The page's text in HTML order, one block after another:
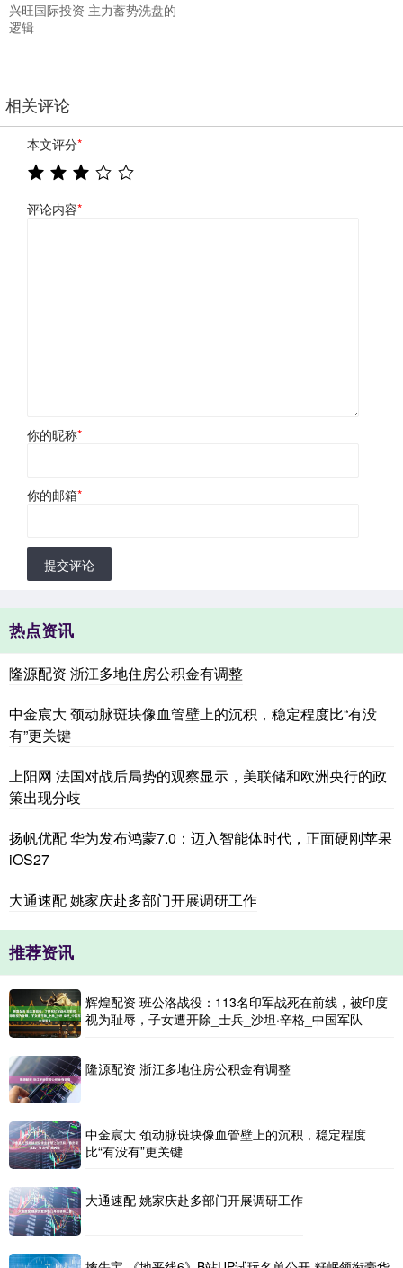
兴旺国际投资 主力蓄势洗盘的
逻辑
相关评论
本文评分*
评论内容*
你的昵称*
你的邮箱*
提交评论
热点资讯
隆源配资 浙江多地住房公积金有调整
中金宸大 颈动脉斑块像血管壁上的沉积，稳定程度比“有没
有”更关键
上阳网 法国对战后局势的观察显示，美联储和欧洲央行的政
策出现分歧
扬帆优配 华为发布鸿蒙7.0：迈入智能体时代，正面硬刚苹果
iOS27
大通速配 姚家庆赴多部门开展调研工作
推荐资讯
辉煌配资 班公洛战役：113名印军战死在前线，被印度
视为耻辱，子女遭开除_士兵_沙坦·辛格_中国军队
隆源配资 浙江多地住房公积金有调整
中金宸大 颈动脉斑块像血管壁上的沉积，稳定程度
比“有没有”更关键
大通速配 姚家庆赴多部门开展调研工作